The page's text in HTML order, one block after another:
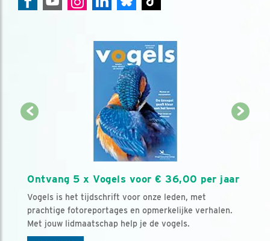
Ontvang 5 x Vogels voor € 36,00 per jaar
Vogels is het tijdschrift voor onze leden, met
prachtige fotoreportages en opmerkelijke verhalen.
Met jouw lidmaatschap help je de vogels.